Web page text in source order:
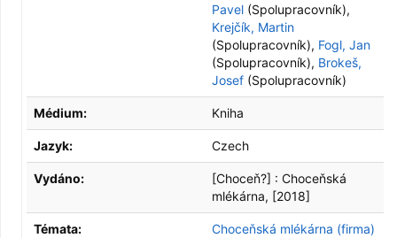
Pavel (Spolupracovník),
Krejčík, Martin
(Spolupracovník), Fogl, Jan
(Spolupracovník), Brokeš,
Josef (Spolupracovník)
Médium: Kniha
Jazyk: Czech
Vydáno: [Choceň?] : Choceňská
mlékárna, [2018]
Témata:
Choceňská mlékárna (firma)